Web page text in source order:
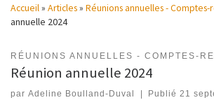
Accueil» Articles» Réunions annuelles - Comptes-
annuelle 2024
RÉUNIONS ANNUELLES - COMPTES-
Réunion annuelle 2024
par Adeline Boulland-Duval Publié21